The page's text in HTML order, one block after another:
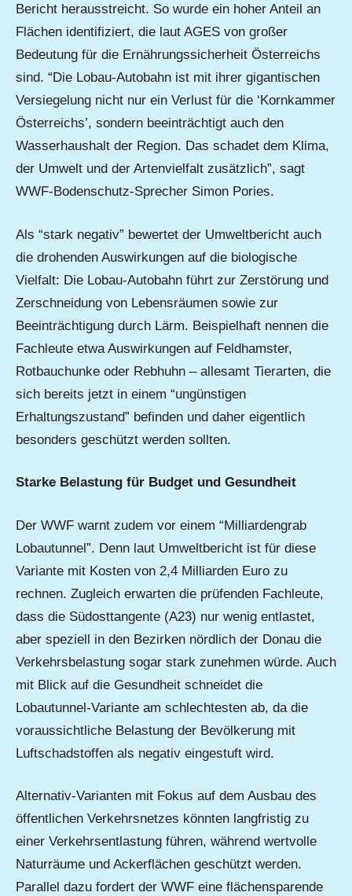
Bericht herausstreicht. So wurde ein hoher Anteil an
Flächen identifiziert, die laut AGES von großer
Bedeutung für die Ernährungssicherheit Österreichs
sind. “Die Lobau-Autobahn ist mit ihrer gigantischen
Versiegelung nicht nur ein Verlust für die ‘Kornkammer
Österreichs’, sondern beeinträchtigt auch den
Wasserhaushalt der Region. Das schadet dem Klima,
der Umwelt und der Artenvielfalt zusätzlich”, sagt
WWF-Bodenschutz-Sprecher Simon Pories.
Als “stark negativ” bewertet der Umweltbericht auch
die drohenden Auswirkungen auf die biologische
Vielfalt: Die Lobau-Autobahn führt zur Zerstörung und
Zerschneidung von Lebensräumen sowie zur
Beeinträchtigung durch Lärm. Beispielhaft nennen die
Fachleute etwa Auswirkungen auf Feldhamster,
Rotbauchunke oder Rebhuhn – allesamt Tierarten, die
sich bereits jetzt in einem “ungünstigen
Erhaltungszustand” befinden und daher eigentlich
besonders geschützt werden sollten.
Starke Belastung für Budget und Gesundheit
Der WWF warnt zudem vor einem “Milliardengrab
Lobautunnel”. Denn laut Umweltbericht ist für diese
Variante mit Kosten von 2,4 Milliarden Euro zu
rechnen. Zugleich erwarten die prüfenden Fachleute,
dass die Südosttangente (A23) nur wenig entlastet,
aber speziell in den Bezirken nördlich der Donau die
Verkehrsbelastung sogar stark zunehmen würde. Auch
mit Blick auf die Gesundheit schneidet die
Lobautunnel-Variante am schlechtesten ab, da die
voraussichtliche Belastung der Bevölkerung mit
Luftschadstoffen als negativ eingestuft wird.
Alternativ-Varianten mit Fokus auf dem Ausbau des
öffentlichen Verkehrsnetzes könnten langfristig zu
einer Verkehrsentlastung führen, während wertvolle
Naturräume und Ackerflächen geschützt werden.
Parallel dazu fordert der WWF eine flächensparende